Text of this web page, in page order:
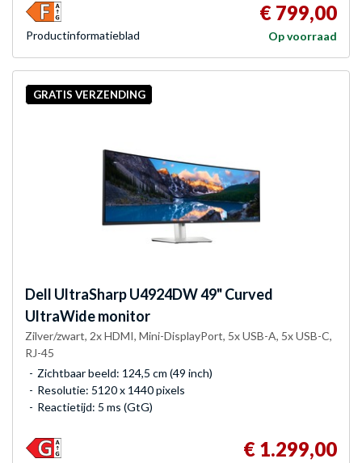
€ 799,00
Op voorraad
Product­informatieblad
GRATIS VERZENDING
Dell UltraSharp U4924DW 49" Curved
UltraWide monitor
Zilver/zwart, 2x HDMI, Mini-DisplayPort, 5x USB-A, 5x USB-C,
RJ-45
Zichtbaar beeld: 124,5 cm (49 inch)
Resolutie: 5120 x 1440 pixels
Reactietijd: 5 ms (GtG)
€ 1.299,00